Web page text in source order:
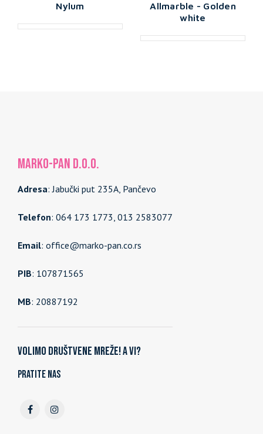
Nylum
Allmarble - Golden
white
MARKO-PAN d.o.o.
Adresa: Jabučki put 235A, Pančevo
Telefon: 064 173 1773, 013 2583077
Email: office@marko-pan.co.rs
PIB: 107871565
MB: 20887192
Volimo društvene mreže! A vi?
Pratite nas